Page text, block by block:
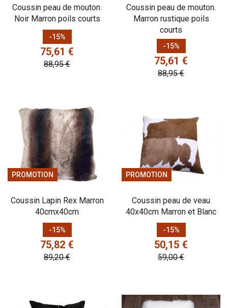
Coussin peau de mouton.
Noir Marron poils courts
-15%
Prix
75,61 €
Prix de base
88,95 €
Coussin peau de mouton.
Marron rustique poils
courts
-15%
Prix
75,61 €
Prix de base
88,95 €
PROMOTION
Coussin Lapin Rex Marron
40cmx40cm
-15%
Prix
75,82 €
Prix de base
89,20 €
PROMOTION
Coussin peau de veau
40x40cm Marron et Blanc
-15%
Prix
50,15 €
Prix de base
59,00 €